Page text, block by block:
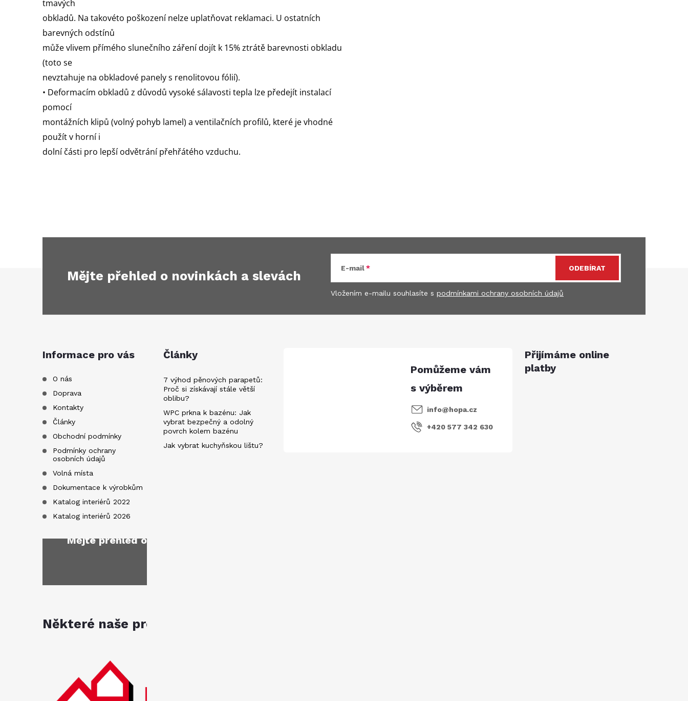
tmavých
obkladů. Na takovéto poškození nelze uplatňovat reklamaci. U ostatních
barevných odstínů
může vlivem přímého slunečního záření dojít k 15% ztrátě barevnosti obkladu
(toto se
nevztahuje na obkladové panely s renolitovou fólií).
• Deformacím obkladů z důvodů vysoké sálavosti tepla lze předejít instalací
pomocí
montážních klipů (volný pohyb lamel) a ventilačních profilů, které je vhodné
použít v horní i
dolní části pro lepší odvětrání přehřátého vzduchu.
Mějte přehled o novinkách a slevách
E-mail
Vložením e-mailu souhlasíte s podmínkami ochrany osobních údajů
ODEBÍRAT
Informace pro vás
O nás
Doprava
Kontakty
Články
Obchodní podmínky
Podmínky ochrany
osobních údajů
Volná místa
Dokumentace k výrobkům
Katalog interiérů 2022
Katalog interiérů 2026
Články
7 výhod pěnových parapetů:
Proč si získávají stále větší
oblibu?
WPC prkna k bazénu: Jak
vybrat bezpečný a odolný
povrch kolem bazénu
Jak vybrat kuchyňskou lištu?
info@hopa.cz
+420 577 342 630
Přijímáme online
platby
Mějte přehled o novinkách
Některé naše produkty jsou k dostání na těchto prodejnách: